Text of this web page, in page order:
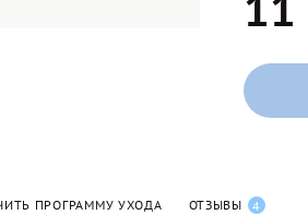
ПРОГРАММУ УХОДА ОТЗЫВЫ 4